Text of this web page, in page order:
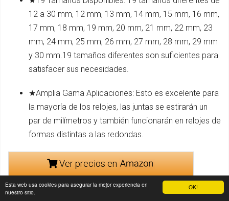
OK!
Esta web usa cookies para asegurar la mejor experiencia en
nuestro sitio.
12 a 30 mm, 12 mm, 13 mm, 14 mm, 15 mm, 16 mm,
17 mm, 18 mm, 19 mm, 20 mm, 21 mm, 22 mm, 23
mm, 24 mm, 25 mm, 26 mm, 27 mm, 28 mm, 29 mm
y 30 mm.19 tamaños diferentes son suficientes para
satisfacer sus necesidades.
★Amplia Gama Aplicaciones: Esto es excelente para
la mayoría de los relojes, las juntas se estirarán un
par de milímetros y también funcionarán en relojes de
formas distintas a las redondas.
Ver precios en